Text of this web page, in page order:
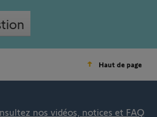
Haut de page
nos vidéos, notices et FAQ